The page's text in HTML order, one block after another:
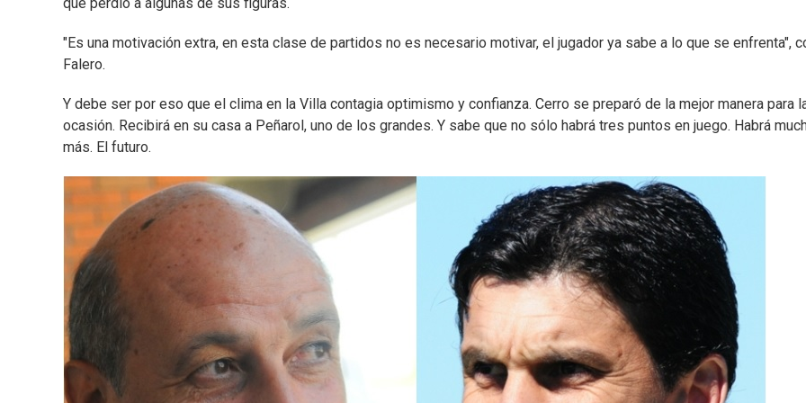
"Es una motivación extra, en esta clase de partidos no es necesario motivar, el jugador ya sabe a lo que se enfrenta",
Falero.
Y debe ser por eso que el clima en la Villa contagia optimismo y confianza. Cerro se preparó de la mejor manera para
ocasión. Recibirá en su casa a Peñarol, uno de los grandes. Y sabe que no sólo habrá tres puntos en juego. Habrá
más. El futuro.